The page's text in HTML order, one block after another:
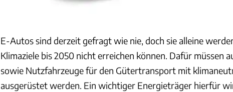
E-Autos sind derzeit gefragt wie nie, doch sie alleine
Klimaziele bis 2050 nicht erreichen können. Dafür müssen
sowie Nutzfahrzeuge für den Gütertransport mit
ausgerüstet werden. Ein wichtiger Energieträger hierfür